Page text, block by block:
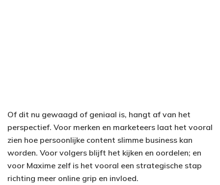
Of dit nu gewaagd of geniaal is, hangt af van het
perspectief. Voor merken en marketeers laat het vooral
zien hoe persoonlijke content slimme business kan
worden. Voor volgers blijft het kijken en oordelen; en
voor Maxime zelf is het vooral een strategische stap
richting meer online grip en invloed.